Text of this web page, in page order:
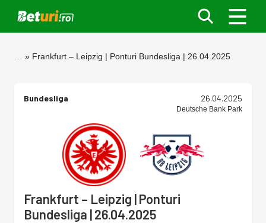
Frankfurt – Leipzig | Ponturi Bundesliga | 26.04.2025
Bundesliga 26.04.2025
Deutsche Bank Park
Frankfurt – Leipzig | Ponturi
Bundesliga | 26.04.2025